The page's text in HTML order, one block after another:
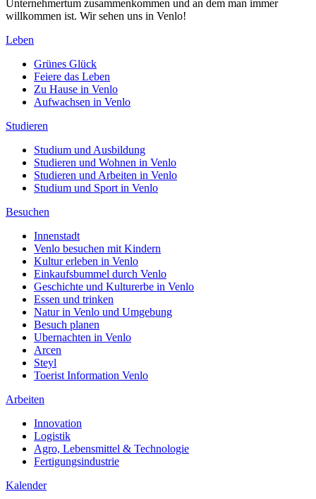
Unternehmertum zusammenkommen und an dem man immer
willkommen ist. Wir sehen uns in Venlo!
Leben
Grünes Glück
Feiere das Leben
Zu Hause in Venlo
Aufwachsen in Venlo
Studieren
Studium und Ausbildung
Studieren und Wohnen in Venlo
Studieren und Arbeiten in Venlo
Studium und Sport in Venlo
Besuchen
Innenstadt
Venlo besuchen mit Kindern
Kultur erleben in Venlo
Einkaufsbummel durch Venlo
Geschichte und Kulturerbe in Venlo
Essen und trinken
Natur in Venlo und Umgebung
Besuch planen
Ubernachten in Venlo
Arcen
Steyl
Toerist Information Venlo
Arbeiten
Innovation
Logistik
Agro, Lebensmittel & Technologie
Fertigungsindustrie
Kalender